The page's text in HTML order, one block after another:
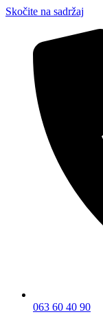
Skočite na sadržaj
063 60 40 90